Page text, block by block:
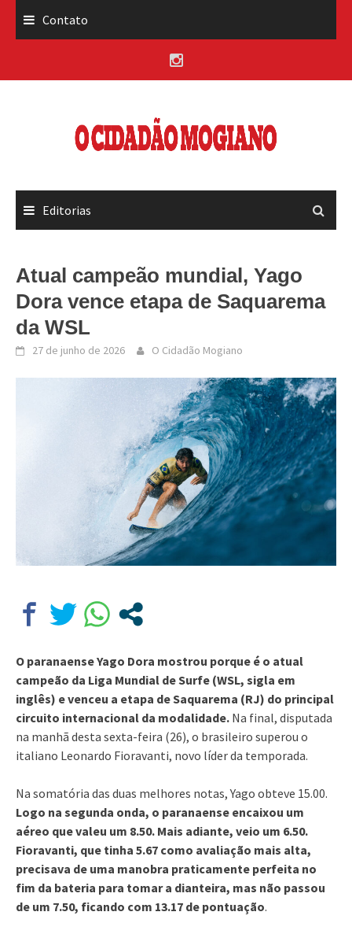
Contato
Editorias
Atual campeão mundial, Yago
Dora vence etapa de Saquarema
da WSL
27 de junho de 2026 O Cidadão Mogiano
O paranaense Yago Dora mostrou porque é o atual
campeão da Liga Mundial de Surfe (WSL, sigla em
inglês) e venceu a etapa de Saquarema (RJ) do principal
circuito internacional da modalidade. Na final, disputada
na manhã desta sexta-feira (26), o brasileiro superou o
italiano Leonardo Fioravanti, novo líder da temporada.
Na somatória das duas melhores notas, Yago obteve 15.00.
Logo na segunda onda, o paranaense encaixou um
aéreo que valeu um 8.50. Mais adiante, veio um 6.50.
Fioravanti, que tinha 5.67 como avaliação mais alta,
precisava de uma manobra praticamente perfeita no
fim da bateria para tomar a dianteira, mas não passou
de um 7.50, ficando com 13.17 de pontuação.